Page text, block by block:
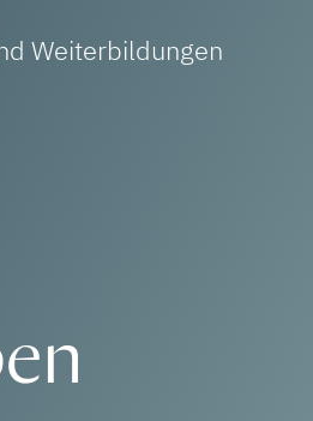
Weiterbildungen